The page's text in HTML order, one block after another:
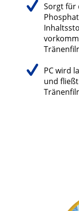
Sorgt für
PC wird
und